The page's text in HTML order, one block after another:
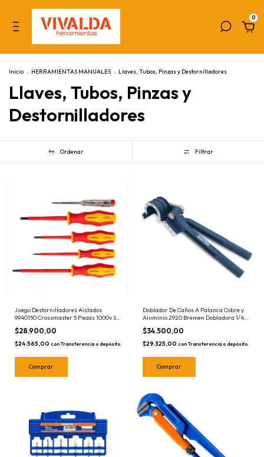
0
Inicio . HERRAMIENTAS MANUALES . Llaves, Tubos, Pinzas y Destornilladores
Llaves, Tubos, Pinzas y
Destornilladores
Ordenar Filtrar
Juego Destornilladores Aislados
9940150 Crossmaster 5 Piezas 1000v Set
Kit
$28.900,00
$24.565,00 con Transferencia o depósito
Doblador De Caños A Palanca Cobre y
Aluminio 2920 Bremen Dobladora 1/4
5/16 3/8
$34.500,00
$29.325,00 con Transferencia o depósito